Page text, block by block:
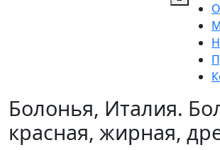
Болонья, Италия.
красная, жирная,